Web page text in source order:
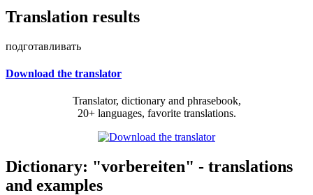
Translation results
подготавливать
Download the translator
Translator, dictionary and phrasebook,
20+ languages, favorite translations.
Dictionary: "vorbereiten" - translations
and examples